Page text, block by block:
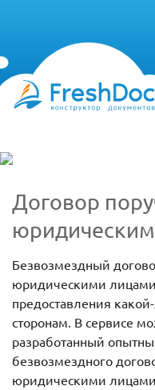
Договор
Безвозмездный
юридическими
предоставления
сторонам. В сервисе
разработанный
безвозмездного
юридическими